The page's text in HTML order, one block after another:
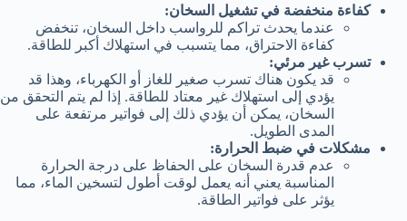
كفاءة منخفضة في تشغيل السخان:
عندما يحدث تراكم للرواسب داخل السخان، تنخفض
كفاءة الاحتراق، مما يتسبب في استهلاك أكبر للطاقة.
تسرب غير مرئي:
قد يكون هناك تسرب صغير للغاز أو الكهرباء، وهذا قد
يؤدي إلى استهلاك غير معتاد للطاقة. إذا لم يتم التحقق من
السخان، يمكن أن يؤدي ذلك إلى فواتير مرتفعة على
المدى الطويل.
مشكلات في ضبط الحرارة:
عدم قدرة السخان على الحفاظ على درجة الحرارة
المناسبة يعني أنه يعمل لوقت أطول لتسخين الماء، مما
يؤثر على فواتير الطاقة.